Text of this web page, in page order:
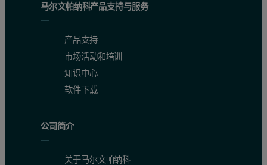
马尔文帕纳科产品支持与服务
产品支持
市场活动和培训
知识中心
软件下载
公司简介
关于马尔文帕纳科